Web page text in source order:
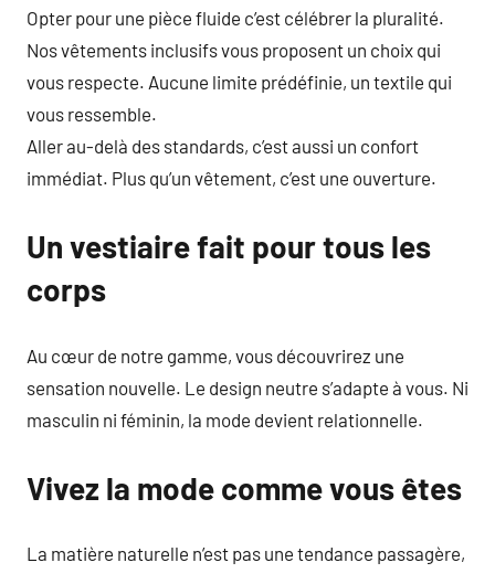
Opter pour une pièce fluide c’est célébrer la pluralité.
Nos vêtements inclusifs vous proposent un choix qui
vous respecte. Aucune limite prédéfinie, un textile qui
vous ressemble.
Aller au-delà des standards, c’est aussi un confort
immédiat. Plus qu’un vêtement, c’est une ouverture.
Un vestiaire fait pour tous les
corps
Au cœur de notre gamme, vous découvrirez une
sensation nouvelle. Le design neutre s’adapte à vous. Ni
masculin ni féminin, la mode devient relationnelle.
Vivez la mode comme vous êtes
La matière naturelle n’est pas une tendance passagère,